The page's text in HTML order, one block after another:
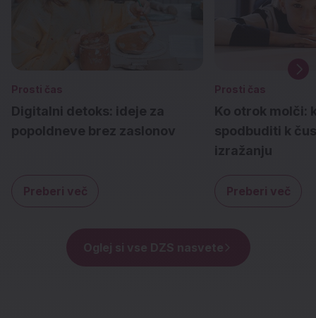
Prosti čas
Digitalni detoks: ideje za
popoldneve brez zaslonov
Preberi več o Digitalni detoks: ideje za popoldneve
Prosti čas
Ko otrok molči:
spodbuditi k
izražanju
Preberi več
Oglej si vse DZS nasvete